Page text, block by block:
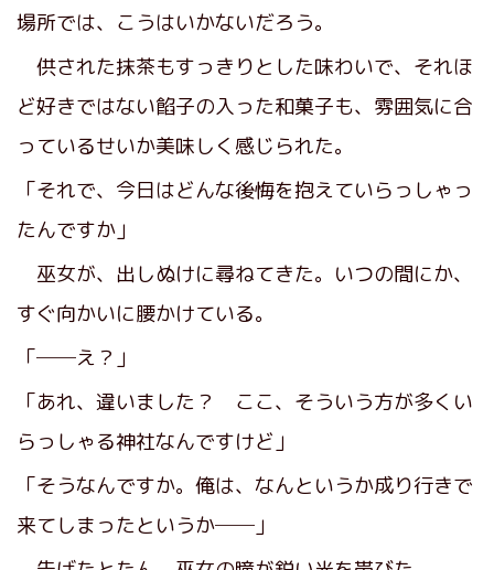
場所では、こうはいかないだろう。
供された抹茶もすっきりとした味わいで、それほ
ど好きではない餡子の入った和菓子も、雰囲気に合
っているせいか美味しく感じられた。
「それで、今日はどんな後悔を抱えていらっしゃっ
たんですか」
巫女が、出しぬけに尋ねてきた。いつの間にか、
すぐ向かいに腰かけている。
「──え？」
「あれ、違いました？ ここ、そういう方が多くい
らっしゃる神社なんですけど」
「そうなんですか。俺は、なんというか成り行きで
来てしまったというか──」